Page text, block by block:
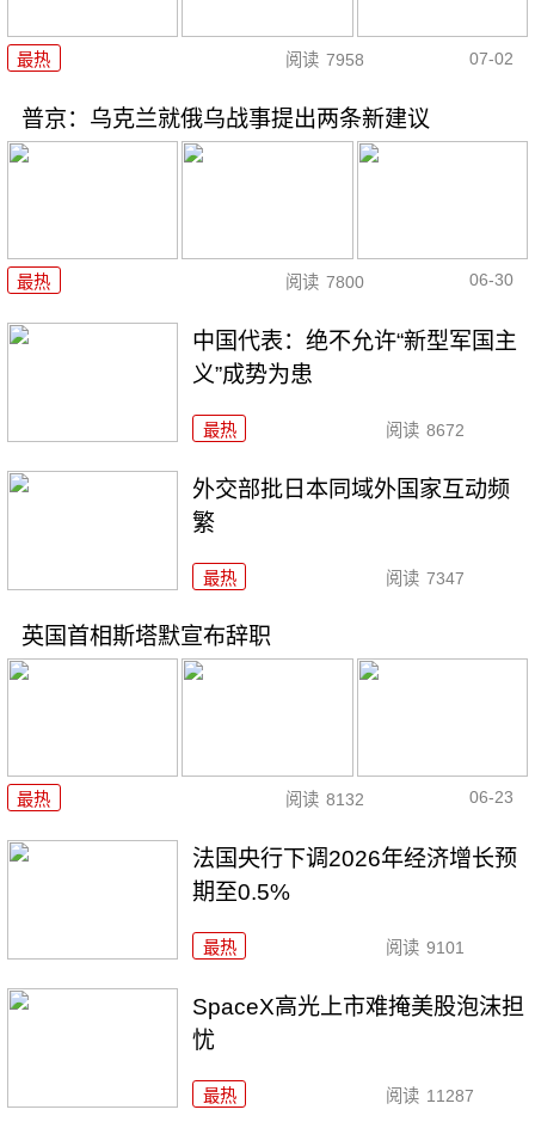
最热 阅读 7958 07-02
普京：乌克兰就俄乌战事提出两条新建议
最热 阅读 7800 06-30
中国代表：绝不允许“新型军国主
义”成势为患
最热 阅读 8672
外交部批日本同域外国家互动频
繁
最热 阅读 7347
英国首相斯塔默宣布辞职
最热 阅读 8132 06-23
法国央行下调2026年经济增长预
期至0.5%
最热 阅读 9101
SpaceX高光上市难掩美股泡沫担
忧
最热 阅读 11287